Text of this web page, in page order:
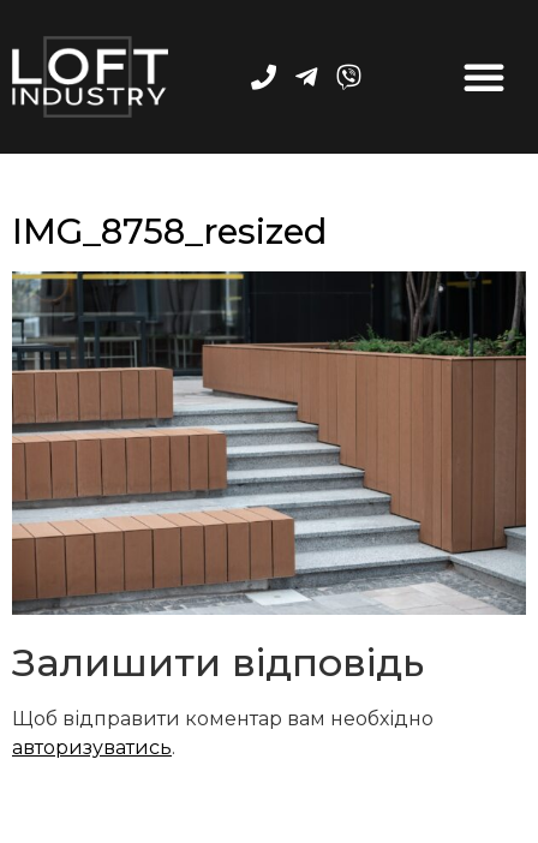
IMG_8758_resized
Залишити відповідь
Щоб відправити коментар вам необхідно
авторизуватись.